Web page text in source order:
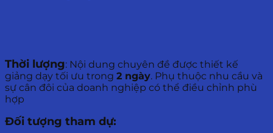
Thời lượng: Nội dung chuyên đề được thiết kế
giảng dạy tối ưu trong 2 ngày. Phụ thuộc nhu cầu và
sự cân đôi của doanh nghiệp có thể điều chỉnh phù
hợp
Đối tượng tham dự: